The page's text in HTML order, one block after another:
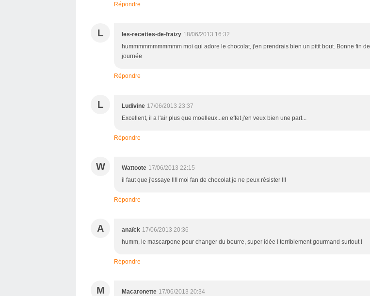
Répondre
L les-recettes-de-fraizy 18/06/2013 16:32
hummmmmmmmmmm moi qui adore le chocolat, j'en prendrais bien un pitit bout. Bonne fin de
journée
Répondre
L Ludivine 17/06/2013 23:37
Excellent, il a l'air plus que moelleux...en effet j'en veux bien une part...
Répondre
W Wattoote 17/06/2013 22:15
il faut que j'essaye !!!! moi fan de chocolat je ne peux résister !!!
Répondre
A anaïck 17/06/2013 20:36
humm, le mascarpone pour changer du beurre, super idée ! terriblement gourmand surtout !
Répondre
M Macaronette 17/06/2013 20:34